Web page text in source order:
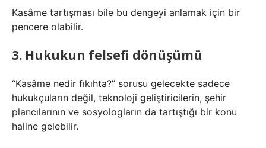
Kasâme tartışması bile bu dengeyi anlamak için bir
pencere olabilir.
3. Hukukun felsefi dönüşümü
“Kasâme nedir fıkıhta?” sorusu gelecekte sadece
hukukçuların değil, teknoloji geliştiricilerin, şehir
plancılarının ve sosyologların da tartıştığı bir konu
haline gelebilir.